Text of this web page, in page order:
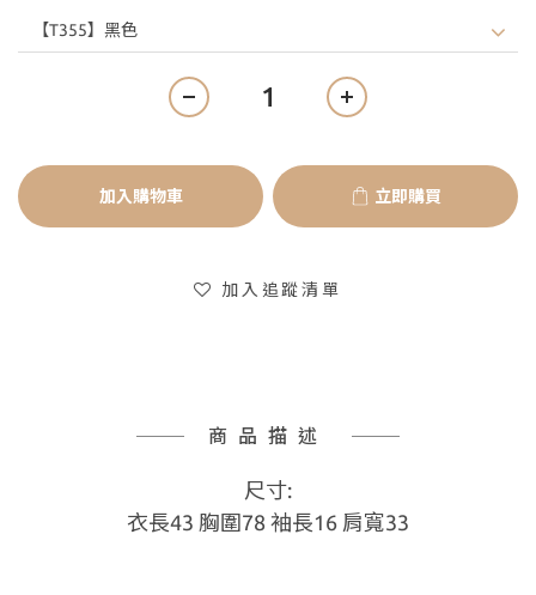
加入購物車 立即購買
加入追蹤清單
商品描述
尺寸:
衣長43 胸圍78 袖長16 肩寬33